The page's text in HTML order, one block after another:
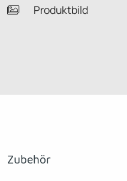
Produktbild
Zubehör